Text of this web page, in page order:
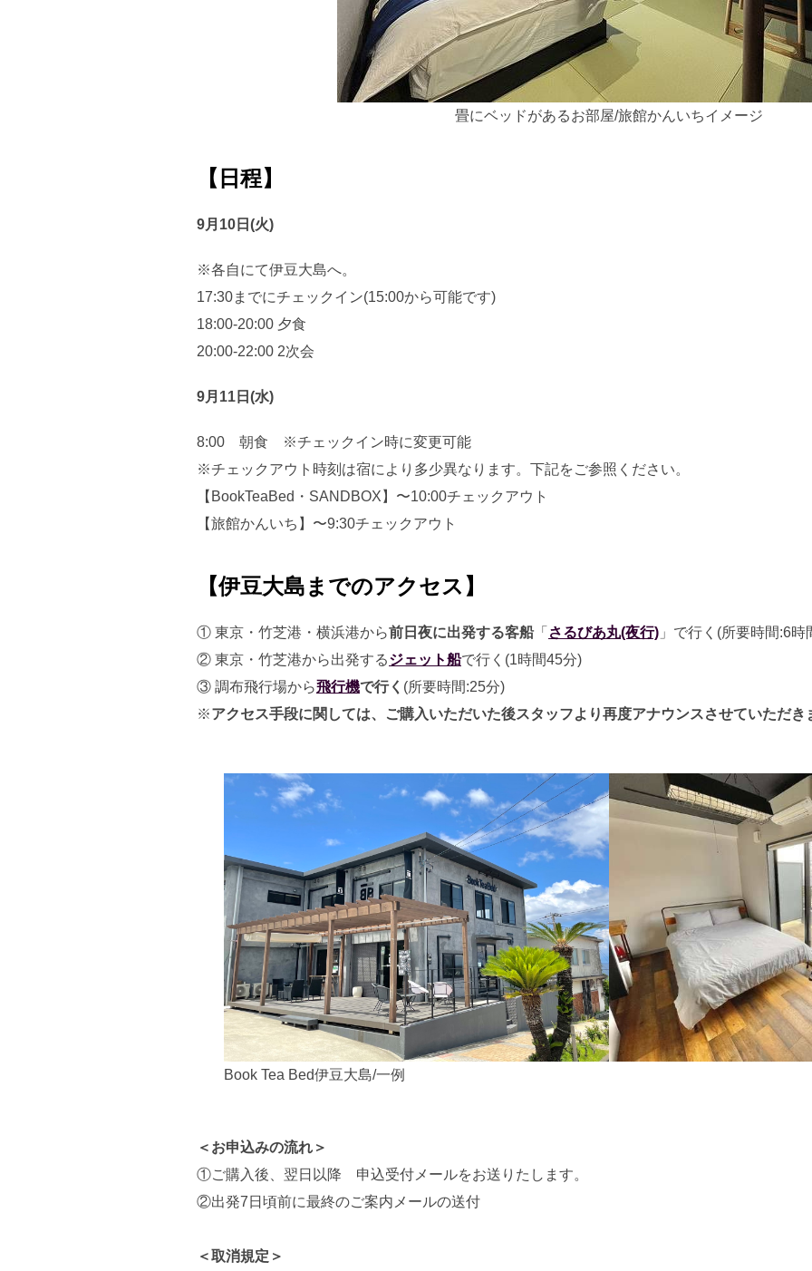
畳にベッドがあるお部屋/旅館かんいちイメージ
【日程】
9月10日(火)
※各自にて伊豆大島へ。
17:30までにチェックイン(15:00から可能です)
18:00-20:00 夕食
20:00-22:00 2次会
9月11日(水)
8:00 朝食 ※チェックイン時に変更可能
※チェックアウト時刻は宿により多少異なります。下記をご参照ください。
【BookTeaBed・SANDBOX】〜10:00チェックアウト
【旅館かんいち】〜9:30チェックアウト
【伊豆大島までのアクセス】
① 東京・竹芝港・横浜港から前日夜に出発する客船「 さるびあ丸(夜行) 」で行く(所要時間:6時
② 東京・竹芝港から出発するジェット船で行く(1時間45分)
③ 調布飛行場から飛行機で行く (所要時間:25分)
※アクセス手段に関しては、ご購入いただいた後スタッフより再度アナウンスさせていただき
Book Tea Bed伊豆大島/一例
＜お申込みの流れ＞
①ご購入後、翌日以降 申込受付メールをお送りたします。
②出発7日頃前に最終のご案内メールの送付
＜取消規定＞